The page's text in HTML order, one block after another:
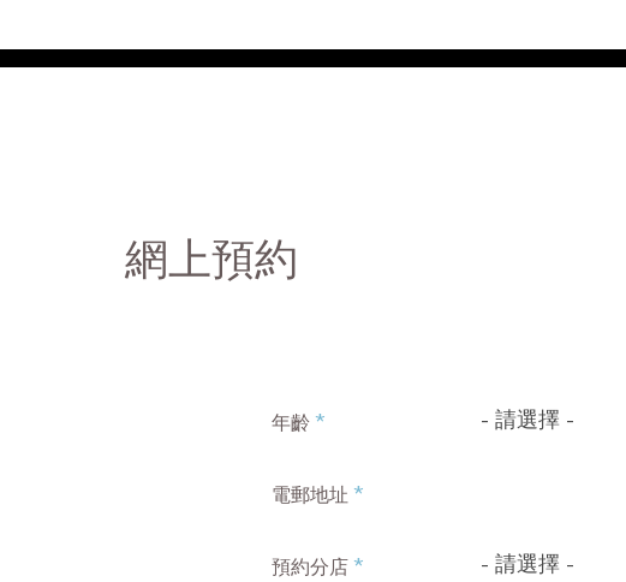
網上預約
年齡 * - 請選擇 -
電郵地址 *
預約分店 * - 請選擇 -